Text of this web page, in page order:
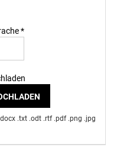
*
.txt .odt .rtf .pdf .png .jpg